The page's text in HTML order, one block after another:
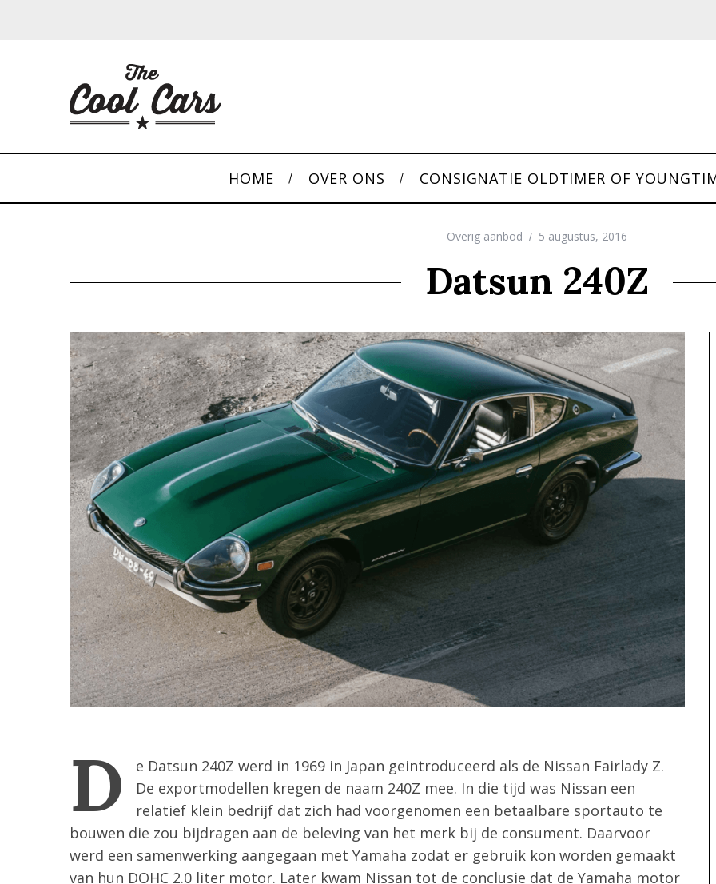
HOME OVER ONS CONSIGNATIE OLDTIMER OF
Overig aanbod 5 augustus, 2016
Datsun 240Z
D
e Datsun 240Z werd in 1969 in Japan geintroduceerd als de Nissan Fairlady Z.
De exportmodellen kregen de naam 240Z mee. In die tijd was Nissan een
relatief klein bedrijf dat zich had voorgenomen een betaalbare sportauto te
bouwen die zou bijdragen aan de beleving van het merk bij de consument. Daarvoor
werd een samenwerking aangegaan met Yamaha zodat er gebruik kon worden gemaakt
van hun DOHC 2.0 liter motor. Later kwam Nissan tot de conclusie dat de Yamaha motor